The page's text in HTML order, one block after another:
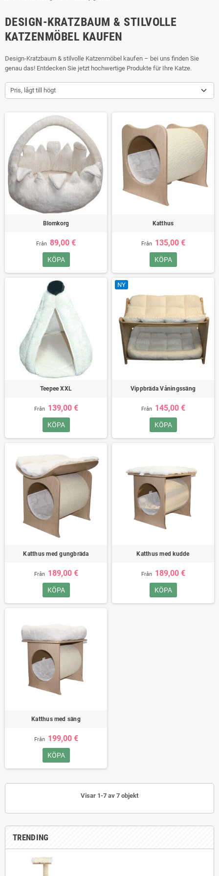
TRENDING
DESIGN-KRATZBAUM & STILVOLLE
KATZENMÖBEL KAUFEN
Design-Kratzbaum & stilvolle Katzenmöbel kaufen – bei uns finden Sie
genau das! Entdecken Sie jetzt hochwertige Produkte für Ihre Katze.
Pris, lågt till högt
Blomkorg
Från 89,00 €
KÖPA
Katthus
Från 135,00 €
KÖPA
Teepee XXL
Från 139,00 €
KÖPA
NY
Vippbräda Våningssäng
Från 145,00 €
KÖPA
Katthus med gungbräda
Från 189,00 €
KÖPA
Katthus med kudde
Från 189,00 €
KÖPA
Katthus med säng
Från 199,00 €
KÖPA
Visar 1-7 av 7 objekt